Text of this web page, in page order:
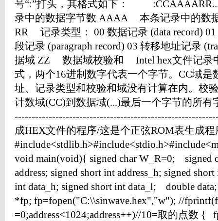
号“:”打头，其格式如下：
录中的数据字节数 AAAA 本条记录中的数
RR 记录类型： 00 数据记录 (data record) 01
段记录 (paragraph record) 03 转移地址记录
据域 ZZ 数据域校验和 Intel hex文件记录
式，两个16进制数字代表一个字节。CC域
址、记录类型和校验和域没有计算在内。校
计数域(CC)到数据域(...)最后一个字节的所有
成HEX文件的程序/这是个正弦ROM表生成
void main(void){ signed char W_R=0; signed
address; signed short int address_h; signed
int data_h; signed short int data_l; double
*fp; fp=fopen("C:\\sinwave.hex","w"); //
=0;address<1024;address++)//10=取的点数